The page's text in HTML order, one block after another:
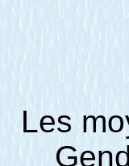
Les